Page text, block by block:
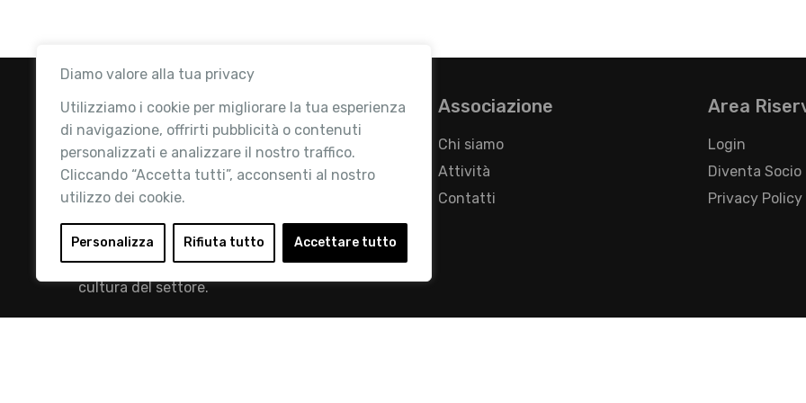
Diamo valore alla tua privacy
Utilizziamo i cookie per migliorare la tua esperienza
di navigazione, offrirti pubblicità o contenuti
personalizzati e analizzare il nostro traffico.
Cliccando “Accetta tutti”, acconsenti al nostro
utilizzo dei cookie.
Personalizza Rifiuta tutto Accettare tutto
Retail Institute Italy è l’Associazione di
riferimento per l'Ecosistema Retail: la nostra
mission è quella di promuovere lo sviluppo e la
cultura del settore.
Associazione
Chi siamo
Attività
Contatti
Area
Login
Diventa Socio
Privacy Policy